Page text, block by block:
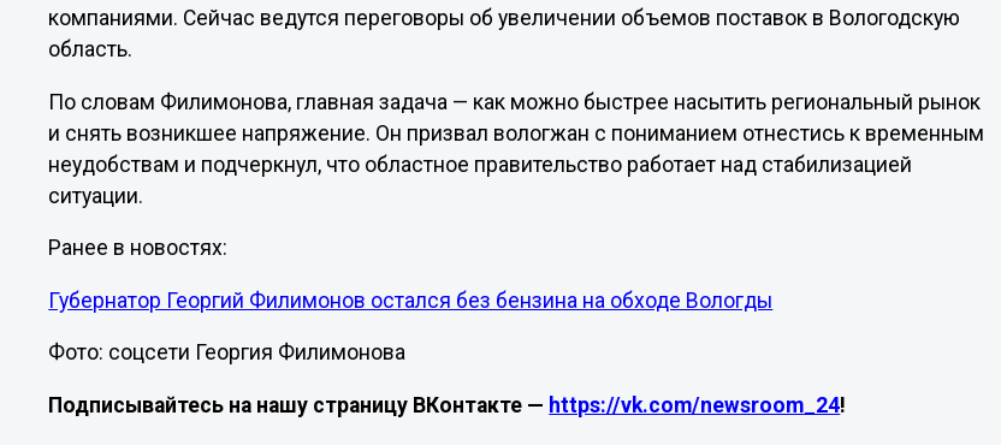
компаниями. Сейчас ведутся переговоры об увеличении объемов поставок в Вологодскую
область.
По словам Филимонова, главная задача — как можно быстрее насытить региональный рынок
и снять возникшее напряжение. Он призвал вологжан с пониманием отнестись к временным
неудобствам и подчеркнул, что областное правительство работает над стабилизацией
ситуации.
Ранее в новостях:
Губернатор Георгий Филимонов остался без бензина на обходе Вологды
Фото: соцсети Георгия Филимонова
Подписывайтесь на нашу страницу ВКонтакте — https://vk.com/newsroom_24!